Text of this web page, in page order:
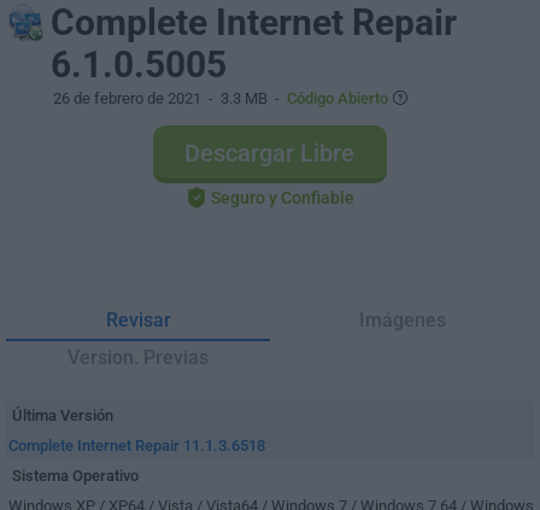
Complete Internet Repair
6.1.0.5005
26 de febrero de 2021 - 3.3 MB - Código Abierto
Descargar Libre
Seguro y Confiable
Revisar
Imágenes
Version. Previas
Última Versión
Complete Internet Repair 11.1.3.6518
Sistema Operativo
Windows XP / XP64 / Vista / Vista64 / Windows 7 / Windows 7 64 / Windows